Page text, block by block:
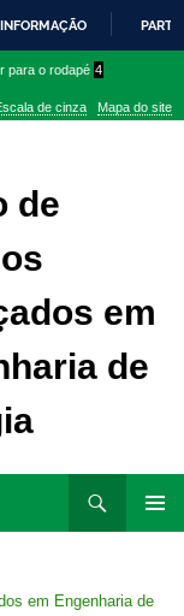
para o rodapé 4
de cinza Mapa do site
de
em
de
em Engenharia de